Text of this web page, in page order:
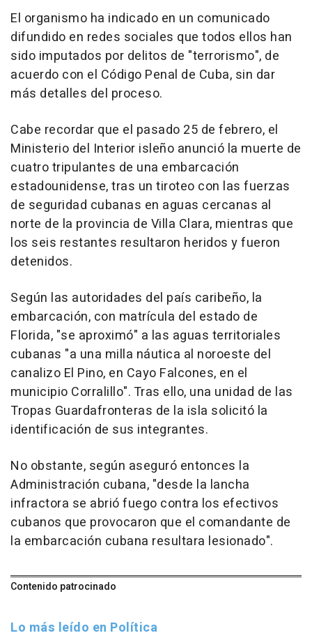
El organismo ha indicado en un comunicado
difundido en redes sociales que todos ellos han
sido imputados por delitos de "terrorismo", de
acuerdo con el Código Penal de Cuba, sin dar
más detalles del proceso.
Cabe recordar que el pasado 25 de febrero, el
Ministerio del Interior isleño anunció la muerte de
cuatro tripulantes de una embarcación
estadounidense, tras un tiroteo con las fuerzas
de seguridad cubanas en aguas cercanas al
norte de la provincia de Villa Clara, mientras que
los seis restantes resultaron heridos y fueron
detenidos.
Según las autoridades del país caribeño, la
embarcación, con matrícula del estado de
Florida, "se aproximó" a las aguas territoriales
cubanas "a una milla náutica al noroeste del
canalizo El Pino, en Cayo Falcones, en el
municipio Corralillo". Tras ello, una unidad de las
Tropas Guardafronteras de la isla solicitó la
identificación de sus integrantes.
No obstante, según aseguró entonces la
Administración cubana, "desde la lancha
infractora se abrió fuego contra los efectivos
cubanos que provocaron que el comandante de
la embarcación cubana resultara lesionado".
Contenido patrocinado
Lo más leído en Política